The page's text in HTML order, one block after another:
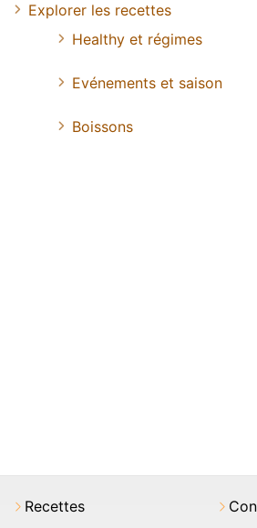
Explorer les recettes
Healthy et régimes
Evénements et saison
Boissons
Recettes